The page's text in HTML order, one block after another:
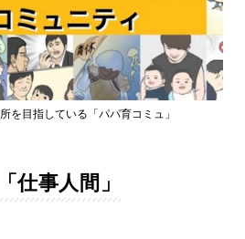
を目指している「パパ育コミュ」
仕事人間」